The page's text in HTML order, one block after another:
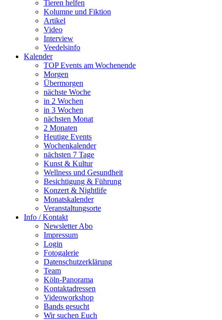
Tieren helfen
Kolumne und Fiktion
Artikel
Video
Interview
Veedelsinfo
Kalender
TOP Events am Wochenende
Morgen
Übermorgen
nächste Woche
in 2 Wochen
in 3 Wochen
nächsten Monat
2 Monaten
Heutige Events
Wochenkalender
nächsten 7 Tage
Kunst & Kultur
Wellness und Gesundheit
Besichtigung & Führung
Konzert & Nightlife
Monatskalender
Veranstaltungsorte
Info / Kontakt
Newsletter Abo
Impressum
Login
Fotogalerie
Datenschutzerklärung
Team
Köln-Panorama
Kontaktadressen
Videoworkshop
Bands gesucht
Wir suchen Euch